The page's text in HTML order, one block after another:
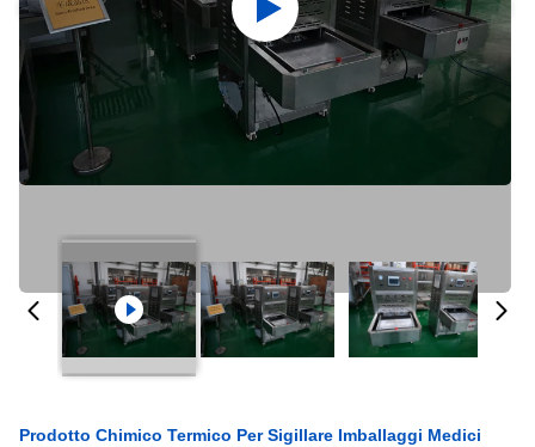
Prodotto Chimico Termico Per Sigillare Imballaggi Medici